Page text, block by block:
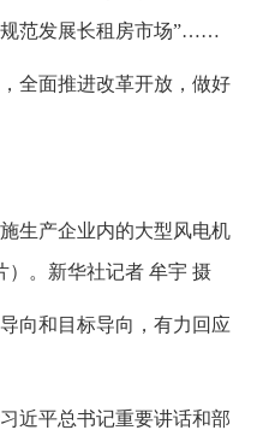
范发展长租房市场”……
全面推进改革开放，做好
生产企业内的大型风电机
）。新华社记者 牟宇 摄
向和目标导向，有力回应
近平总书记重要讲话和部